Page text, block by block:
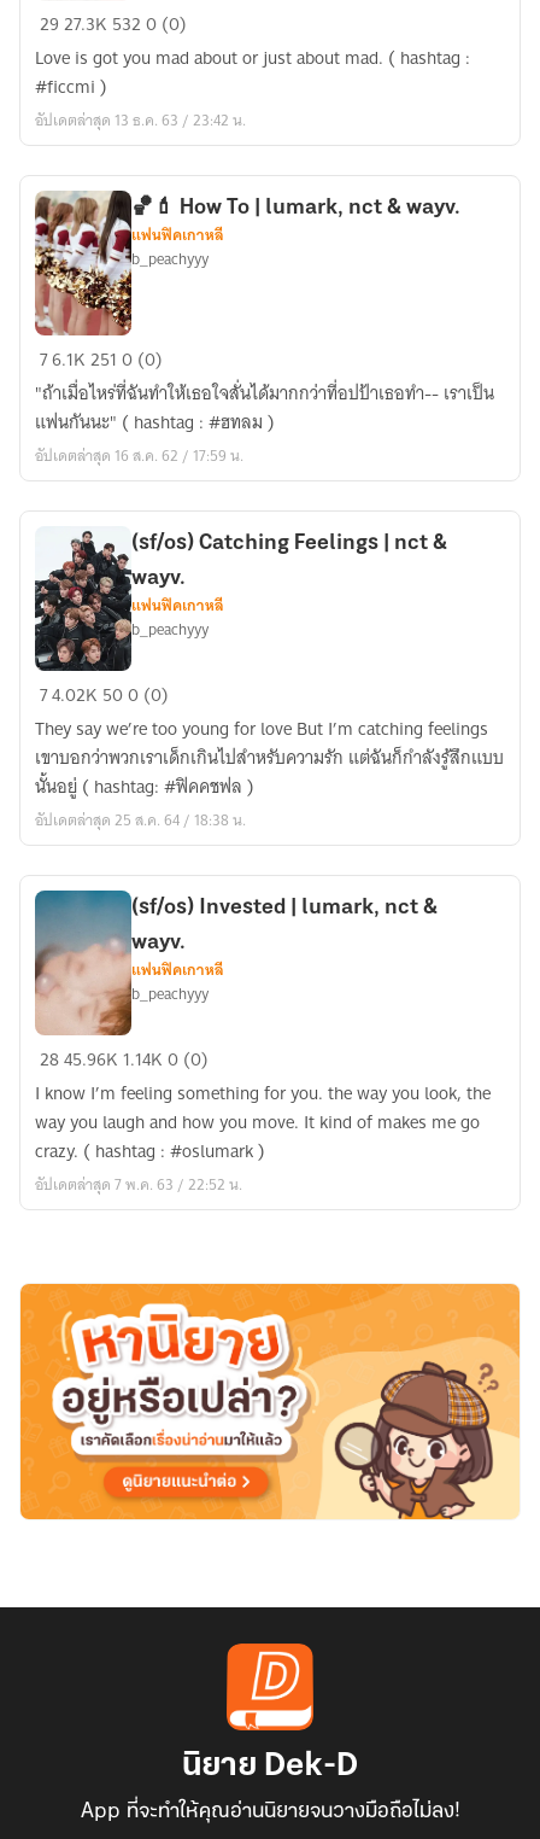
(sf/os)
Me
In
|
&
jaeten,
nct
&
wayv.
2927.3K 5320 (0)
Love is got you mad about or just about mad. ( hashtag :
#ficcmi )
อัปเดตล่าสุด 13 ธ.ค. 63 / 23:42 น.
🏀
💄
How
To
|
wayv.
🏀💄 How To | lumark, nct & wayv.
แฟนฟิคเกาหลี
b_peachyyy
76.1K2510 (0)
"ถ้าเมื่อไหร่ที่ฉันทำให้เธอใจสั่นได้มากกว่าที่อปป้าเธอทำ-- เราเป็น
แฟนกันนะ" ( hashtag : #ฮทลม )
อัปเดตล่าสุด 16 ส.ค. 62 / 17:59 น.
(sf/os)
Feelings
|
nct
&
(sf/os) Catching Feelings | nct &
wayv.
แฟนฟิคเกาหลี
b_peachyyy
74.02K 500 (0)
They say we’re too young for love But I’m catching feelings
เขาบอกว่าพวกเราเด็กเกินไปสำหรับความรัก แต่ฉันก็กำลังรู้สึกแบบ
นั้นอยู่ ( hashtag: #ฟิคคชฟล )
อัปเดตล่าสุด 25 ส.ค. 64 / 18:38 น.
(sf/os)
|
lumark,
nct
&
(sf/os) Invested | lumark, nct &
wayv.
แฟนฟิคเกาหลี
b_peachyyy
2845.96K 1.14K0 (0)
I know I’m feeling something for you. the way you look, the
way you laugh and how you move. It kind of makes me go
crazy. ( hashtag : #oslumark )
อัปเดตล่าสุด 7 พ.ค. 63 / 22:52 น.
นิยาย Dek-D
App ที่จะทำให้คุณอ่านนิยายจนวางมือถือไม่ลง!